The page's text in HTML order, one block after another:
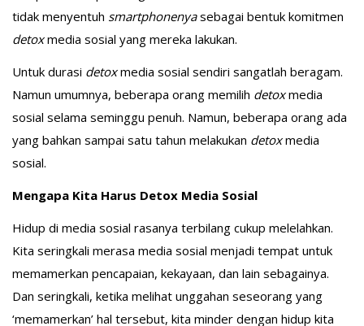
tidak menyentuh smartphonenyasebagai bentuk komitmen
detoxmedia sosial yang mereka lakukan.
Untuk durasi detoxmedia sosial sendiri sangatlah beragam.
Namun umumnya, beberapa orang memilih detoxmedia
sosial selama seminggu penuh. Namun, beberapa orang ada
yang bahkan sampai satu tahun melakukan detoxmedia
sosial.
Mengapa Kita Harus Detox Media Sosial
Hidup di media sosial rasanya terbilang cukup melelahkan.
Kita seringkali merasa media sosial menjadi tempat untuk
memamerkan pencapaian, kekayaan, dan lain sebagainya.
Dan seringkali, ketika melihat unggahan seseorang yang
‘memamerkan’ hal tersebut, kita minder dengan hidup kita